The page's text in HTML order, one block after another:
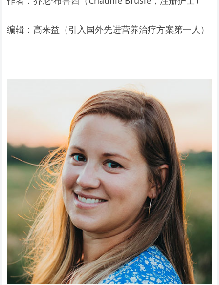
编辑：高来益（引入国外先进营养治疗方案第一人）